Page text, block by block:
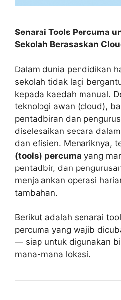
Senarai Tools Percuma
Sekolah Berasaskan
Dalam dunia pendidikan
sekolah tidak lagi
kepada kaedah manual.
teknologi awan (cloud),
pentadbiran dan
diselesaikan secara
dan efisien. Menariknya,
(tools) percuma yang
pentadbir, dan
menjalankan operasi
tambahan.
Berikut adalah senarai
percuma yang wajib
— siap untuk digunakan
mana-mana lokasi.